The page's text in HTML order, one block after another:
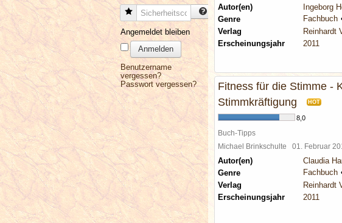
Sicherheitscode
Angemeldet bleiben
Anmelden
Benutzername
vergessen?
Passwort vergessen?
Autor(en)
Ingeborg
Genre
Fachbuch
Verlag
Reinhardt
Erscheinungsjahr
2011
Fitness für die Stimme -
Stimmkräftigung
HOT
8,0
Buch-Tipps
Michael Brinkschulte 01. Februar
Autor(en)
Claudia
Genre
Fachbuch
Verlag
Reinhardt
Erscheinungsjahr
2011